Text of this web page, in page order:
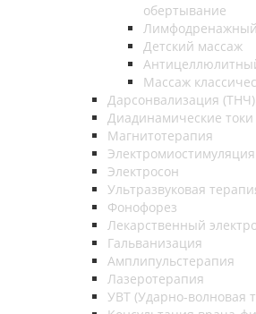
обертывание
Детский массаж
Массаж
Дарсонвализация (ТНЧ)
Диадинамические токи
Магнитотерапия
Электромиостимуляция
Электросон
Ультразвуковая
Фонофорез
Лекарственный
Гальванизация
Амплипульстерапия
Лазеротерапия
УВТ (Ударно-волновая